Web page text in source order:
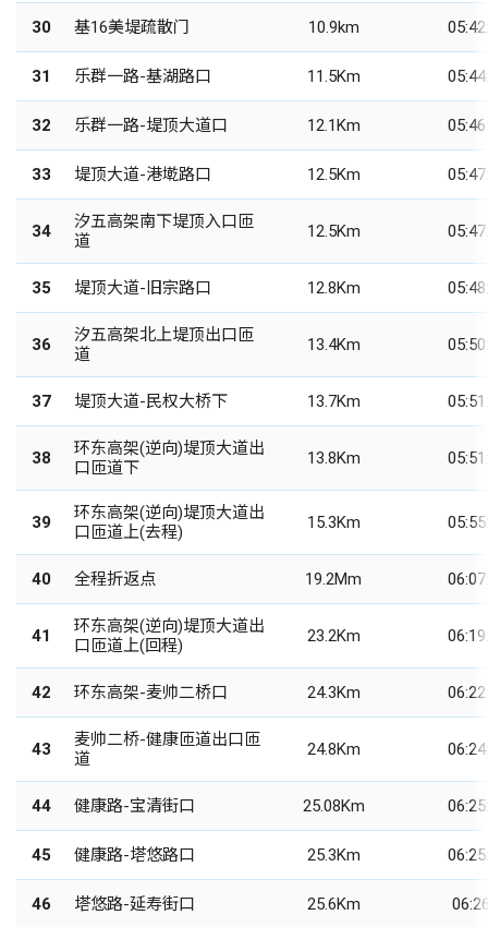
30 基16美堤疏散门 10.9km
31 乐群一路-基湖路口 11.5Km
32 乐群一路-堤顶大道口 12.1Km
33 堤顶大道-港墘路口 12.5Km
34
汐五高架南下堤顶入口匝
道
12.5Km
35 堤顶大道-旧宗路口 12.8Km
36
汐五高架北上堤顶出口匝
道
13.4Km
37 堤顶大道-民权大桥下 13.7Km
38
环东高架(逆向)堤顶大道出
口匝道下
13.8Km
39
环东高架(逆向)堤顶大道出
口匝道上(去程)
15.3Km
40 全程折返点 19.2Mm
41
环东高架(逆向)堤顶大道出
口匝道上(回程)
23.2Km
42 环东高架-麦帅二桥口 24.3Km
43
麦帅二桥-健康匝道出口匝
道
24.8Km
44 健康路-宝清街口 25.08Km
45 健康路-塔悠路口 25.3Km
46 塔悠路-延寿街口 25.6Km